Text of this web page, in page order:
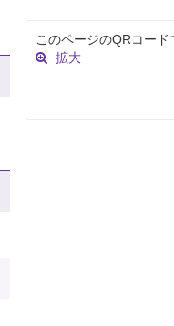
このページのQRコード
拡大